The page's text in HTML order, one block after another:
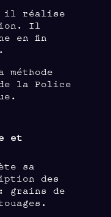
il réalise
Il
en fin
la Police
et
sa
des
grains de